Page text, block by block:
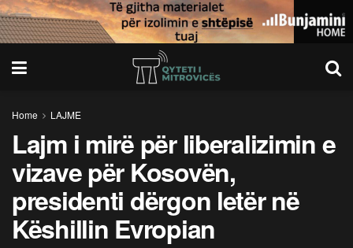
Home LAJME
Lajm i mirë për liberalizimin e
vizave për Kosovën,
presidenti dërgon letër në
Këshillin Evropian